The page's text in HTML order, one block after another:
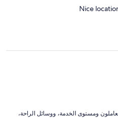
Nice
عناصر نالت الإعجاب: ⁦النظافة⁩، و⁦العاملون ومستوى الخدمة⁩، و⁦وسائل الراحة⁩،